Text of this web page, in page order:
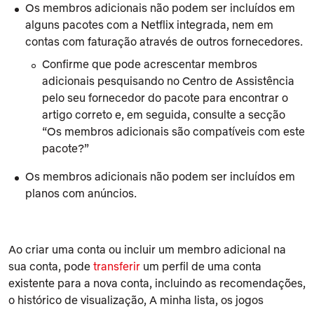
Os membros adicionais não podem ser incluídos em
alguns pacotes com a Netflix integrada, nem em
contas com faturação através de outros fornecedores.
Confirme que pode acrescentar membros
adicionais pesquisando no Centro de Assistência
pelo seu fornecedor do pacote para encontrar o
artigo correto e, em seguida, consulte a secção
“Os membros adicionais são compatíveis com este
pacote?”
Os membros adicionais não podem ser incluídos em
planos com anúncios.
Ao criar uma conta ou incluir um membro adicional na
sua conta, pode transferir um perfil de uma conta
existente para a nova conta, incluindo as recomendações,
o histórico de visualização, A minha lista, os jogos